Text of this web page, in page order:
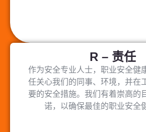
R – 责任
作为安全专业人士，职业安全健
任关心我们的同事、环境，并在
要的安全措施。我们有着崇高的
诺，以确保最佳的职业安全